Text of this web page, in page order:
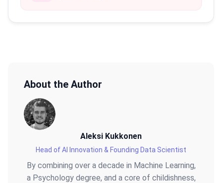
About the Author
Aleksi Kukkonen
Head of AI Innovation & Founding Data Scientist
By combining over a decade in Machine Learning,
a Psychology degree, and a core of childishness,